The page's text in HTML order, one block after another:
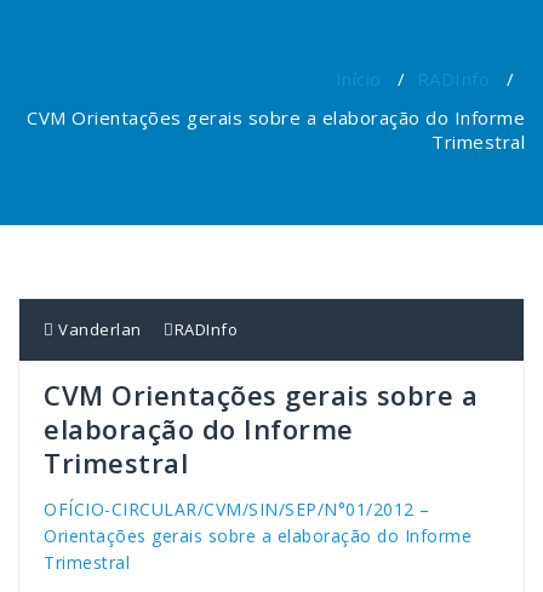
Início / RADInfo /
CVM Orientações gerais sobre a elaboração do Informe
Trimestral
Vanderlan RADInfo
CVM Orientações gerais sobre a
elaboração do Informe
Trimestral
OFÍCIO-CIRCULAR/CVM/SIN/SEP/N°01/2012 –
Orientações gerais sobre a elaboração do Informe
Trimestral